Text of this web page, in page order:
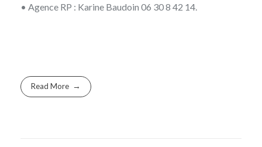
• Agence RP : Karine Baudoin 06 30 8 42 14.
Read More